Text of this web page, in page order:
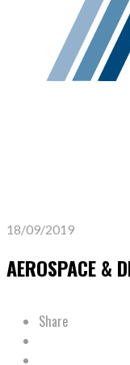
18/09/2019
AEROSPACE &
Share